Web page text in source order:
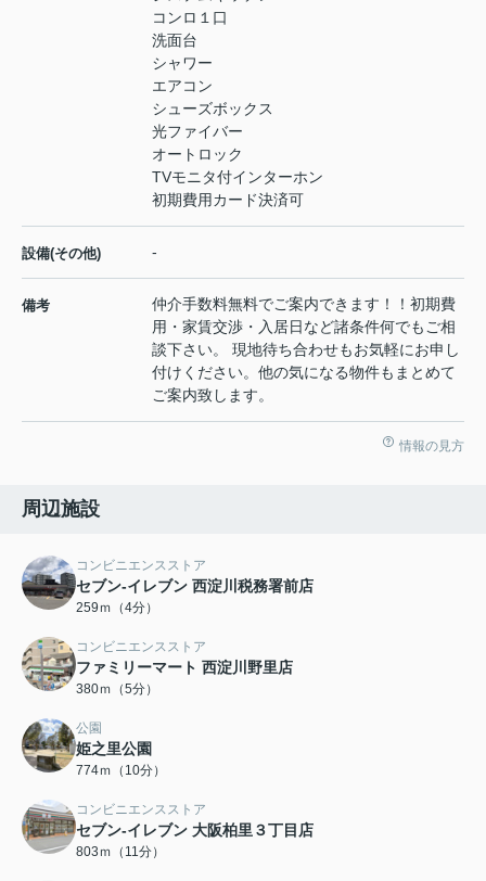
コンロ１口
洗面台
シャワー
エアコン
シューズボックス
光ファイバー
オートロック
TVモニタ付インターホン
初期費用カード決済可
設備(その他) -
備考
仲介手数料無料でご案内できます！！初期費
用・家賃交渉・入居日など諸条件何でもご相
談下さい。 現地待ち合わせもお気軽にお申し
付けください。他の気になる物件もまとめて
ご案内致します。
情報の見方
周辺施設
コンビニエンスストア
セブン-イレブン 西淀川税務署前店
259ｍ（4分）
コンビニエンスストア
ファミリーマート 西淀川野里店
380ｍ（5分）
公園
姫之里公園
774ｍ（10分）
コンビニエンスストア
セブン-イレブン 大阪柏里３丁目店
803ｍ（11分）